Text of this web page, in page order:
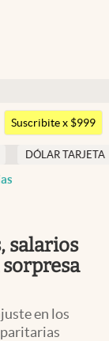
Argentina
Uruguay
Suscribite x $999
$ 1976
salarios
en los